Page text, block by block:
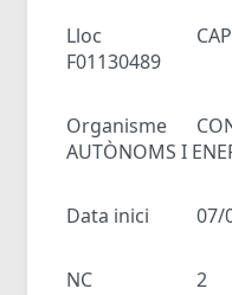
Lloc
F01130489
Organisme
AUTÒNOMS I
Data inici 07/
NC 2